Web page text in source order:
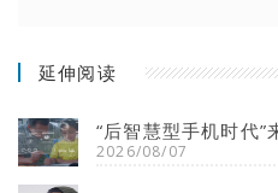
延伸阅读
“后智慧型手机时代”
2026/08/07